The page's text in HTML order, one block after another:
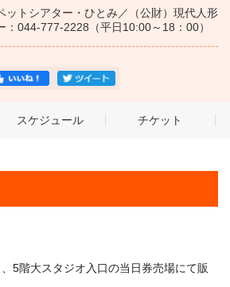
ットシアター・ひとみ／（公財）現代人形
：044-777-2228（平日10:00～18：00）
スケジュール チケット
5階大スタジオ入口の当日券売場にて販